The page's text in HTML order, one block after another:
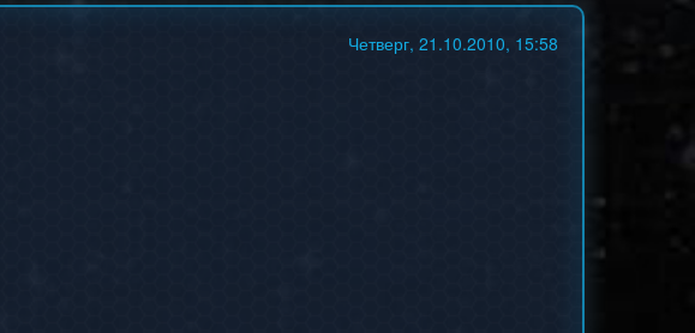
Четверг, 21.10.2010, 15:58